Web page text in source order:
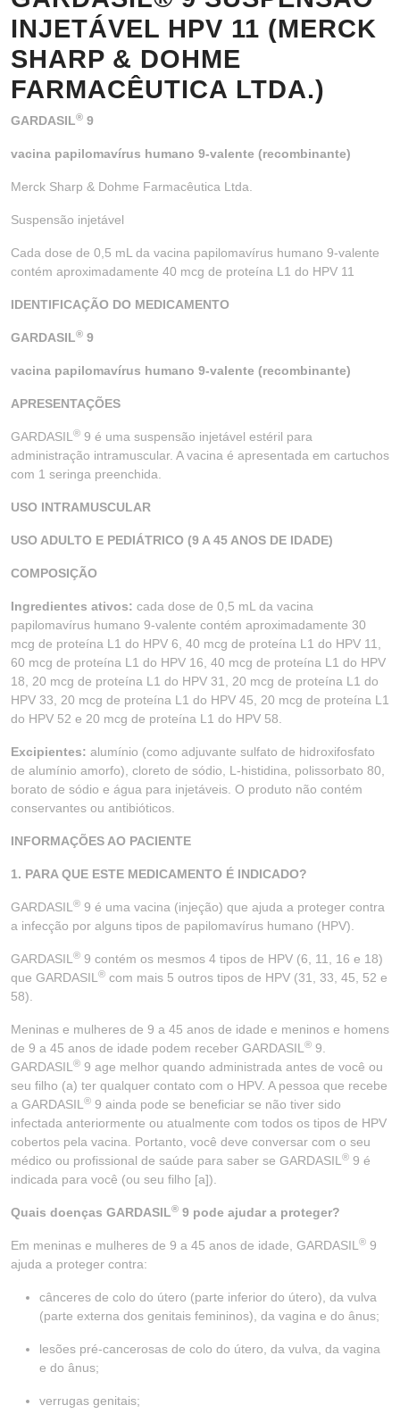
INJETÁVEL HPV 11 (MERCK
SHARP & DOHME
FARMACÊUTICA LTDA.)
GARDASIL® 9
vacina papilomavírus humano 9-valente (recombinante)
Merck Sharp & Dohme Farmacêutica Ltda.
Suspensão injetável
Cada dose de 0,5 mL da vacina papilomavírus humano 9-valente
contém aproximadamente 40 mcg de proteína L1 do HPV 11
IDENTIFICAÇÃO DO MEDICAMENTO
GARDASIL® 9
vacina papilomavírus humano 9-valente (recombinante)
APRESENTAÇÕES
GARDASIL ® 9 é uma suspensão injetável estéril para
administração intramuscular. A vacina é apresentada em cartuchos
com 1 seringa preenchida.
USO INTRAMUSCULAR
USO ADULTO E PEDIÁTRICO (9 A 45 ANOS DE IDADE)
COMPOSIÇÃO
Ingredientes ativos: cada dose de 0,5 mL da vacina
papilomavírus humano 9-valente contém aproximadamente 30
mcg de proteína L1 do HPV 6, 40 mcg de proteína L1 do HPV 11,
60 mcg de proteína L1 do HPV 16, 40 mcg de proteína L1 do HPV
18, 20 mcg de proteína L1 do HPV 31, 20 mcg de proteína L1 do
HPV 33, 20 mcg de proteína L1 do HPV 45, 20 mcg de proteína L1
do HPV 52 e 20 mcg de proteína L1 do HPV 58.
Excipientes: alumínio (como adjuvante sulfato de hidroxifosfato
de alumínio amorfo), cloreto de sódio, L-histidina, polissorbato 80,
borato de sódio e água para injetáveis. O produto não contém
conservantes ou antibióticos.
INFORMAÇÕES AO PACIENTE
1. PARA QUE ESTE MEDICAMENTO É INDICADO?
GARDASIL ® 9 é uma vacina (injeção) que ajuda a proteger contra
a infecção por alguns tipos de papilomavírus humano (HPV).
GARDASIL ® 9 contém os mesmos 4 tipos de HPV (6, 11, 16 e 18)
que GARDASIL ® com mais 5 outros tipos de HPV (31, 33, 45, 52 e
58).
Meninas e mulheres de 9 a 45 anos de idade e meninos e homens
de 9 a 45 anos de idade podem receber GARDASIL ® 9.
GARDASIL ® 9 age melhor quando administrada antes de você ou
seu filho (a) ter qualquer contato com o HPV. A pessoa que recebe
a GARDASIL ® 9 ainda pode se beneficiar se não tiver sido
infectada anteriormente ou atualmente com todos os tipos de HPV
cobertos pela vacina. Portanto, você deve conversar com o seu
médico ou profissional de saúde para saber se GARDASIL ® 9 é
indicada para você (ou seu filho [a]).
Quais doenças GARDASIL® 9 pode ajudar a proteger?
Em meninas e mulheres de 9 a 45 anos de idade, GARDASIL ® 9
ajuda a proteger contra:
cânceres de colo do útero (parte inferior do útero), da vulva
(parte externa dos genitais femininos), da vagina e do ânus;
lesões pré-cancerosas de colo do útero, da vulva, da vagina
e do ânus;
verrugas genitais;